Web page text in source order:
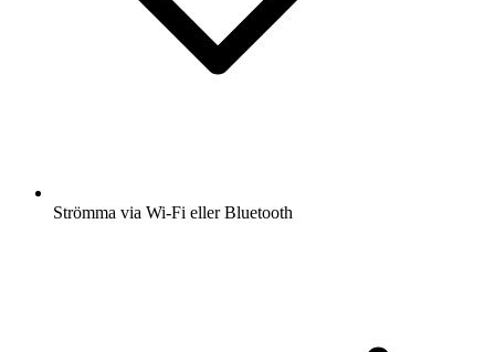
Strömma via Wi-Fi eller Bluetooth